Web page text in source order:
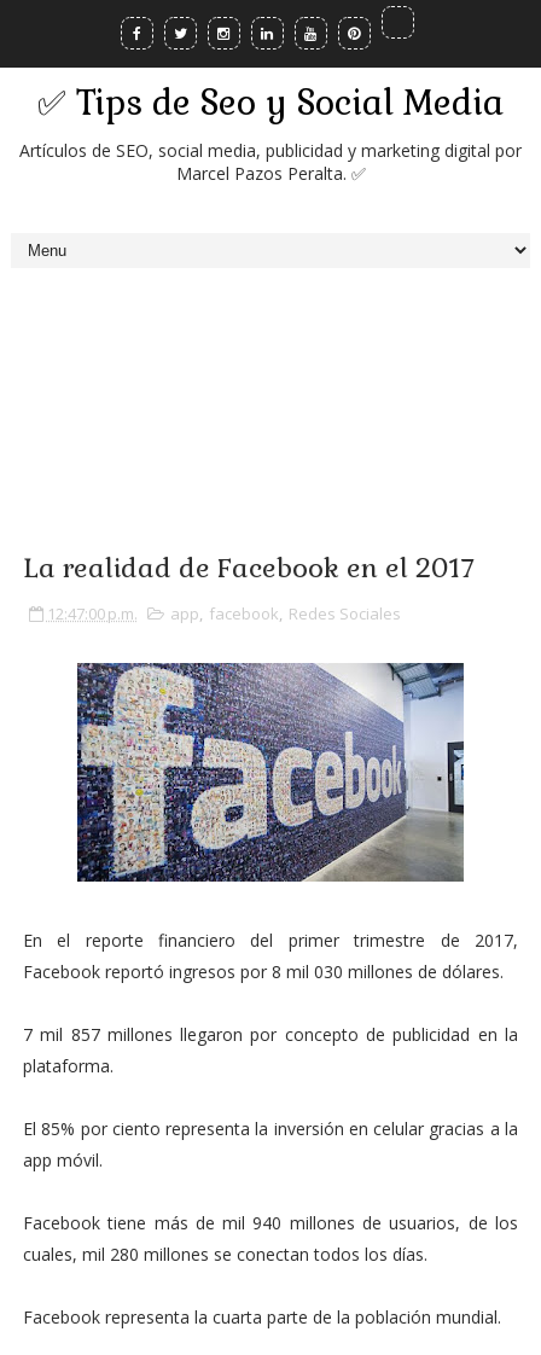
✅ Tips de Seo y Social Media
Artículos de SEO, social media, publicidad y marketing digital por
Marcel Pazos Peralta. ✅
La realidad de Facebook en el 2017
12:47:00 p.m. app, facebook, Redes Sociales
En el reporte financiero del primer trimestre de 2017,
Facebook reportó ingresos por 8 mil 030 millones de dólares.
7 mil 857 millones llegaron por concepto de publicidad en la
plataforma.
El 85% por ciento representa la inversión en celular gracias a la
app móvil.
Facebook tiene más de mil 940 millones de usuarios, de los
cuales, mil 280 millones se conectan todos los días.
Facebook representa la cuarta parte de la población mundial.